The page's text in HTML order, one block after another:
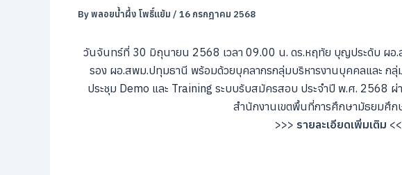
Byพลอยน้ำผึ้ง โพธิ์แย้ม / 16 กรกฎาคม 2568
วันจันทร์ที่ 30 มิถุนายน 2568 เวลา 09.00 น. ดร.หฤทัย บุญประดับ ผอ.
รอง ผอ.สพม.ปทุมธานี พร้อมด้วยบุคลากรกลุ่มบริหารงานบุคคลและ กลุ่
ประชุม Demo และ Training ระบบรับสมัครสอบ ประจำปี พ.ศ. 2568
สำนักงานเขตพื้นที่การศึกษามัธยมศึก
>>> รายละเอียดเพิ่มเติม